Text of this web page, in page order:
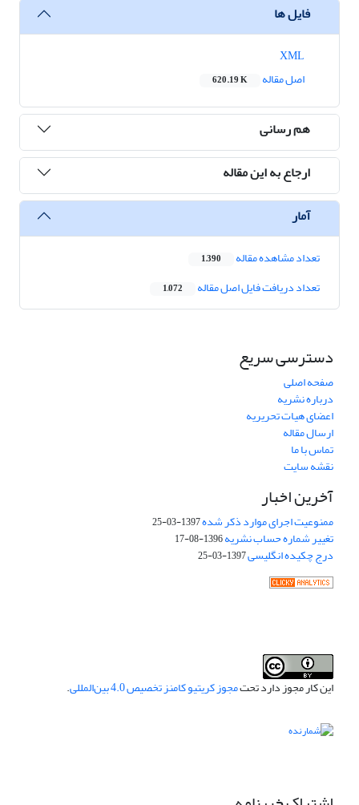
فایل ها
اصل مقاله
620.19 K
هم رسانی
ارجاع به این مقاله
آمار
تعداد مشاهده مقاله 1,390
تعداد دریافت فایل اصل مقاله 1,072
دسترسی سریع
صفحه اصلی
درباره نشریه
اعضای هیات تحریریه
ارسال مقاله
تماس با ما
نقشه سایت
آخرین اخبار
ممنوعیت اجرای موارد ذکر شده1397-03-25
تغییر شماره حساب نشریه1396-08-17
درج چکیده انگلیسی1397-03-25
این کار مجوز دارد تحتمجوز کریتیو کامنز تخصیص 4.0 بین‌المللی .